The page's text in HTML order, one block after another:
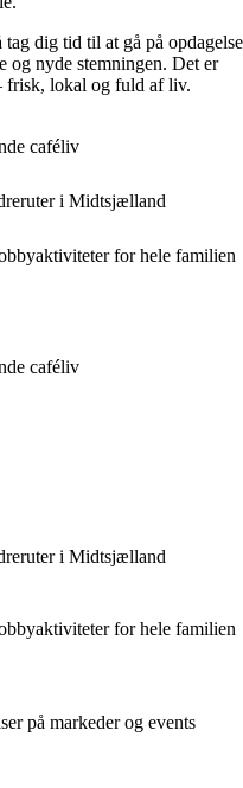
tag dig tid til at gå på opdagelse
og nyde stemningen. Det er
frisk, lokal og fuld af liv.
caféliv
i Midtsjælland
for hele familien
caféliv
i Midtsjælland
for hele familien
på markeder og events